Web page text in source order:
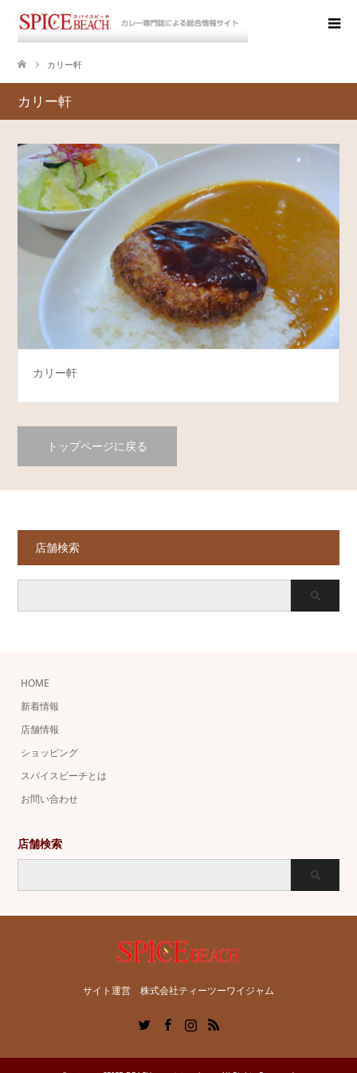
カリー軒
カリー軒
カリー軒
トップページに戻る
店舗検索
HOME
新着情報
店舗情報
ショッピング
スパイスビーチとは
お問い合わせ
店舗検索
サイト運営 株式会社ティーツーワイジャム
RSS